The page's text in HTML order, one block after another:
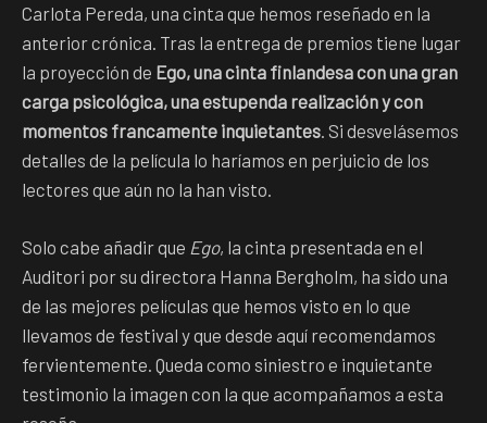
Carlota Pereda, una cinta que hemos reseñado en la
anterior crónica. Tras la entrega de premios tiene lugar
la proyección de Ego, una cinta finlandesa con una gran
carga psicológica, una estupenda realización y con
momentos francamente inquietantes. Si desvelásemos
detalles de la película lo haríamos en perjuicio de los
lectores que aún no la han visto.
Solo cabe añadir que Ego, la cinta presentada en el
Auditori por su directora Hanna Bergholm, ha sido una
de las mejores películas que hemos visto en lo que
llevamos de festival y que desde aquí recomendamos
fervientemente. Queda como siniestro e inquietante
testimonio la imagen con la que acompañamos a esta